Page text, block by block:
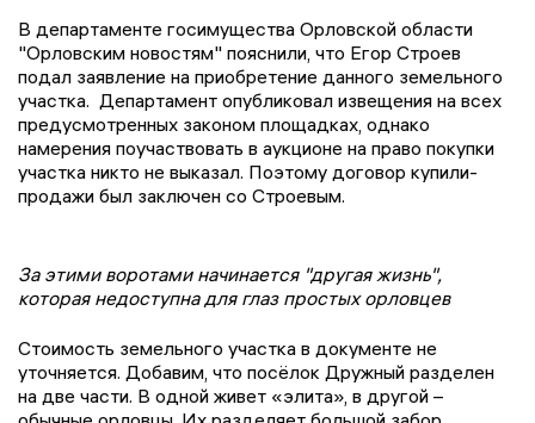
В департаменте госимущества Орловской области
"Орловским новостям" пояснили, что Егор Строев
подал заявление на приобретение данного земельного
участка. Департамент опубликовал извещения на всех
предусмотренных законом площадках, однако
намерения поучаствовать в аукционе на право покупки
участка никто не выказал. Поэтому договор купили-
продажи был заключен со Строевым.
За этими воротами начинается "другая жизнь",
которая недоступна для глаз простых орловцев
Стоимость земельного участка в документе не
уточняется. Добавим, что посёлок Дружный разделен
на две части. В одной живет «элита», в другой –